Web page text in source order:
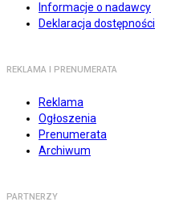
Informacje o nadawcy
Deklaracja dostępności
REKLAMA I PRENUMERATA
Reklama
Ogłoszenia
Prenumerata
Archiwum
PARTNERZY